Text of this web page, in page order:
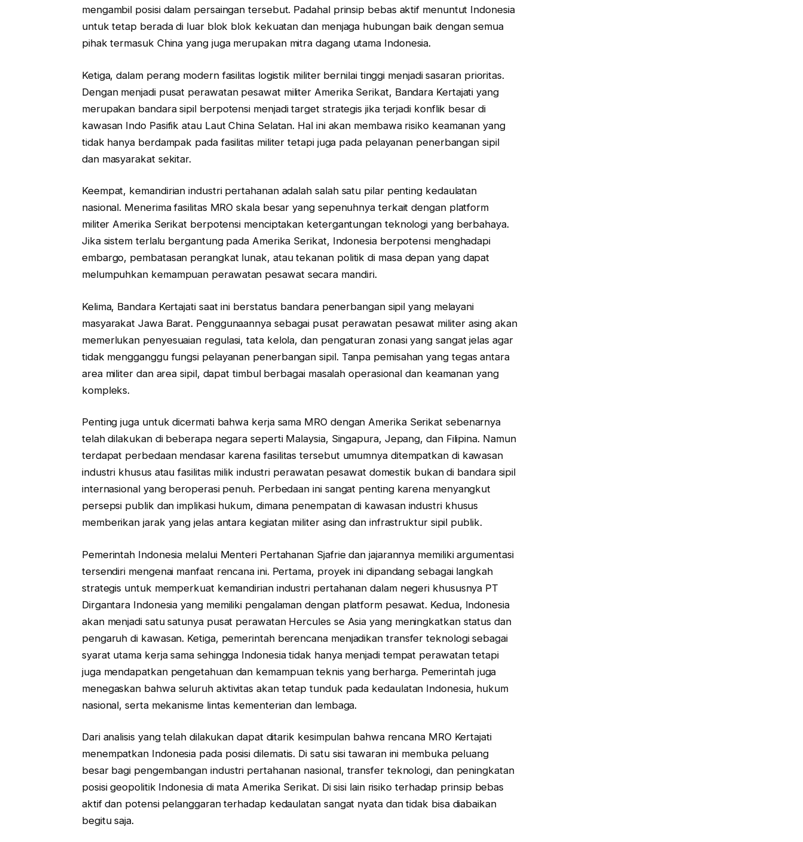
mengambil posisi dalam persaingan tersebut. Padahal prinsip bebas aktif menuntut Indonesia
untuk tetap berada di luar blok blok kekuatan dan menjaga hubungan baik dengan semua
pihak termasuk China yang juga merupakan mitra dagang utama Indonesia.
Ketiga, dalam perang modern fasilitas logistik militer bernilai tinggi menjadi sasaran prioritas.
Dengan menjadi pusat perawatan pesawat militer Amerika Serikat, Bandara Kertajati yang
merupakan bandara sipil berpotensi menjadi target strategis jika terjadi konflik besar di
kawasan Indo Pasifik atau Laut China Selatan. Hal ini akan membawa risiko keamanan yang
tidak hanya berdampak pada fasilitas militer tetapi juga pada pelayanan penerbangan sipil
dan masyarakat sekitar.
Keempat, kemandirian industri pertahanan adalah salah satu pilar penting kedaulatan
nasional. Menerima fasilitas MRO skala besar yang sepenuhnya terkait dengan platform
militer Amerika Serikat berpotensi menciptakan ketergantungan teknologi yang berbahaya.
Jika sistem terlalu bergantung pada Amerika Serikat, Indonesia berpotensi menghadapi
embargo, pembatasan perangkat lunak, atau tekanan politik di masa depan yang dapat
melumpuhkan kemampuan perawatan pesawat secara mandiri.
Kelima, Bandara Kertajati saat ini berstatus bandara penerbangan sipil yang melayani
masyarakat Jawa Barat. Penggunaannya sebagai pusat perawatan pesawat militer asing akan
memerlukan penyesuaian regulasi, tata kelola, dan pengaturan zonasi yang sangat jelas agar
tidak mengganggu fungsi pelayanan penerbangan sipil. Tanpa pemisahan yang tegas antara
area militer dan area sipil, dapat timbul berbagai masalah operasional dan keamanan yang
kompleks.
Penting juga untuk dicermati bahwa kerja sama MRO dengan Amerika Serikat sebenarnya
telah dilakukan di beberapa negara seperti Malaysia, Singapura, Jepang, dan Filipina. Namun
terdapat perbedaan mendasar karena fasilitas tersebut umumnya ditempatkan di kawasan
industri khusus atau fasilitas milik industri perawatan pesawat domestik bukan di bandara sipil
internasional yang beroperasi penuh. Perbedaan ini sangat penting karena menyangkut
persepsi publik dan implikasi hukum, dimana penempatan di kawasan industri khusus
memberikan jarak yang jelas antara kegiatan militer asing dan infrastruktur sipil publik.
Pemerintah Indonesia melalui Menteri Pertahanan Sjafrie dan jajarannya memiliki argumentasi
tersendiri mengenai manfaat rencana ini. Pertama, proyek ini dipandang sebagai langkah
strategis untuk memperkuat kemandirian industri pertahanan dalam negeri khususnya PT
Dirgantara Indonesia yang memiliki pengalaman dengan platform pesawat. Kedua, Indonesia
akan menjadi satu satunya pusat perawatan Hercules se Asia yang meningkatkan status dan
pengaruh di kawasan. Ketiga, pemerintah berencana menjadikan transfer teknologi sebagai
syarat utama kerja sama sehingga Indonesia tidak hanya menjadi tempat perawatan tetapi
juga mendapatkan pengetahuan dan kemampuan teknis yang berharga. Pemerintah juga
menegaskan bahwa seluruh aktivitas akan tetap tunduk pada kedaulatan Indonesia, hukum
nasional, serta mekanisme lintas kementerian dan lembaga.
Dari analisis yang telah dilakukan dapat ditarik kesimpulan bahwa rencana MRO Kertajati
menempatkan Indonesia pada posisi dilematis. Di satu sisi tawaran ini membuka peluang
besar bagi pengembangan industri pertahanan nasional, transfer teknologi, dan peningkatan
posisi geopolitik Indonesia di mata Amerika Serikat. Di sisi lain risiko terhadap prinsip bebas
aktif dan potensi pelanggaran terhadap kedaulatan sangat nyata dan tidak bisa diabaikan
begitu saja.